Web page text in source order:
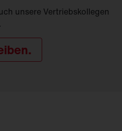
unsere Vertriebskollegen